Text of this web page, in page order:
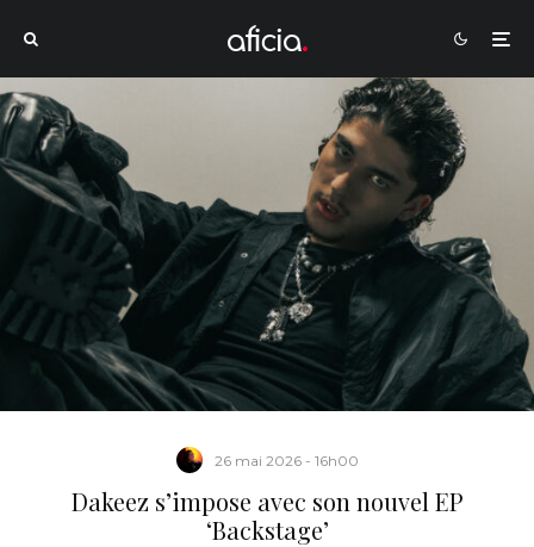
26 mai 2026 - 16h00
Dakeez s’impose avec son nouvel EP
‘Backstage’